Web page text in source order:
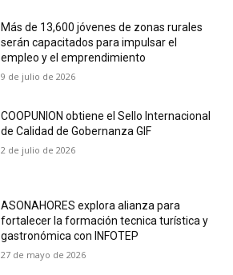
Más de 13,600 jóvenes de zonas rurales
serán capacitados para impulsar el
empleo y el emprendimiento
9 de julio de 2026
COOPUNION obtiene el Sello Internacional
de Calidad de Gobernanza GIF
2 de julio de 2026
ASONAHORES explora alianza para
fortalecer la formación tecnica turística y
gastronómica con INFOTEP
27 de mayo de 2026